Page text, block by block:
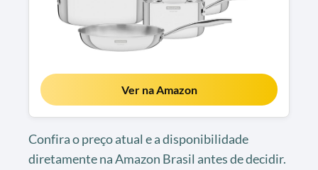
Ver na Amazon
Confira o preço atual e a disponibilidade
diretamente na Amazon Brasil antes de decidir.